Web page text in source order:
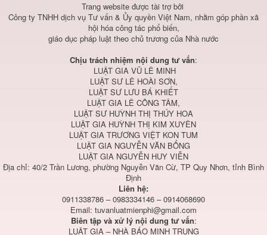
Trang website được tài trợ bởi
Công ty TNHH dịch vụ Tư vấn & Ủy quyền Việt Nam, nhằm góp phần xã
hội hóa công tác phổ biến,
giáo dục pháp luật theo chủ trương của Nhà nước
Chịu trách nhiệm nội dung tư vấn:
LUẬT GIA VŨ LÊ MINH
LUẬT SƯ LÊ HOÀI SƠN,
LUẬT SƯ LƯU BÁ KHIẾT
LUẬT GIA LÊ CÔNG TÂM,
LUẬT SƯ HUỲNH THỊ THÚY HOA
LUẬT GIA HUỲNH THỊ KIM XUYÊN
LUẬT GIA TRƯƠNG VIỆT KON TUM
LUẬT GIA NGUYỄN VĂN BỔNG
LUẬT GIA NGUYỄN HUY VIỄN
Địa chỉ: 40/2 Trần Lương, phường Nguyễn Văn Cừ, TP Quy Nhơn, tỉnh Bình
Định
Liên hệ:
0911338786 – 0983334146 – 0914068690
Email: tuvanluatmienphi@gmail.com
Biên tập và xử lý nội dung tư vấn:
LUẬT GIA – NHÀ BÁO MINH TRUNG